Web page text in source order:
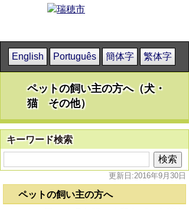
English Português 簡体字 繁体字
ペットの飼い主の方へ（犬・
猫 その他）
キーワード検索
更新日:2016年9月30日
ペットの飼い主の方へ